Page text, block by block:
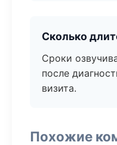
Сколько
Сроки
после
визита.
Похожие